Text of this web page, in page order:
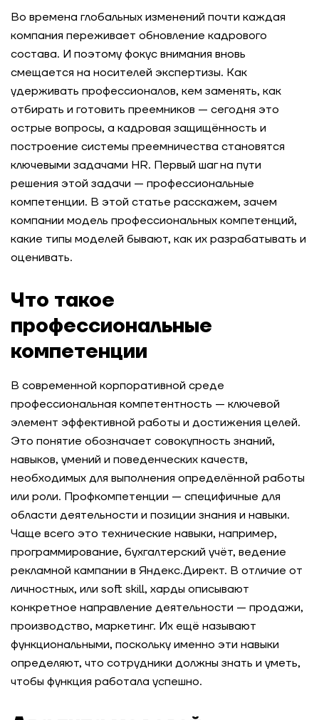
Во времена глобальных изменений почти каждая
компания переживает обновление кадрового
состава. И поэтому фокус внимания вновь
смещается на носителей экспертизы. Как
удерживать профессионалов, кем заменять, как
отбирать и готовить преемников — сегодня это
острые вопросы, а кадровая защищённость и
построение системы преемничества становятся
ключевыми задачами HR. Первый шаг на пути
решения этой задачи — профессиональные
компетенции. В этой статье расскажем, зачем
компании модель профессиональных компетенций,
какие типы моделей бывают, как их разрабатывать и
оценивать.
Что такое
профессиональные
компетенции
В современной корпоративной среде
профессиональная компетентность — ключевой
элемент эффективной работы и достижения целей.
Это понятие обозначает совокупность знаний,
навыков, умений и поведенческих качеств,
необходимых для выполнения определённой работы
или роли. Профкомпетенции — специфичные для
области деятельности и позиции знания и навыки.
Чаще всего это технические навыки, например,
программирование, бухгалтерский учёт, ведение
рекламной кампании в Яндекc.Директ. В отличие от
личностных, или soft skill, харды описывают
конкретное направление деятельности — продажи,
производство, маркетинг. Их ещё называют
функциональными, поскольку именно эти навыки
определяют, что сотрудники должны знать и уметь,
чтобы функция работала успешно.